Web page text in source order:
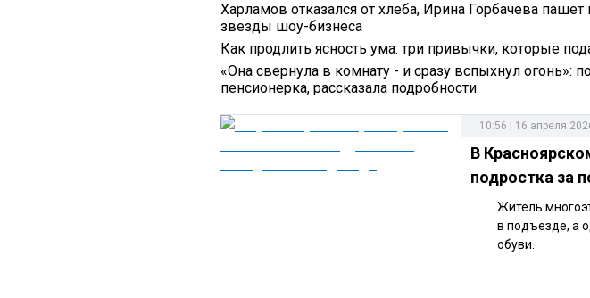
Харламов отказался от хлеба, Ирина Горбачева
звезды шоу-бизнеса
Как продлить ясность ума: три привычки, которые
«Она свернула в комнату - и сразу вспыхнул огонь»:
пенсионерка, рассказала подробности
10:56 | 16 апреля
В
подростка за
Житель
в подъезде, а
обуви.